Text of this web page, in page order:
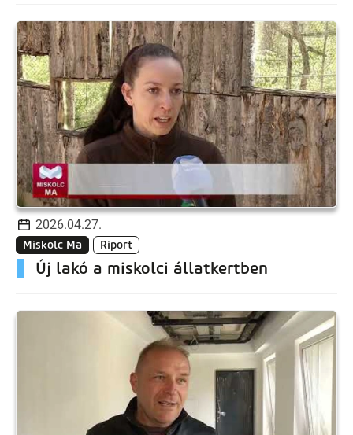
2026.04.27.
Miskolc Ma Riport
Új lakó a miskolci állatkertben